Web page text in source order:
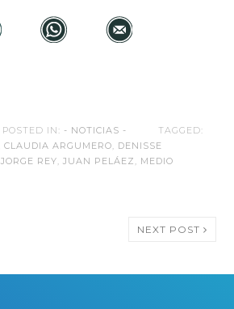
POSTED IN: - NOTICIAS -
TAGGED:
,CLAUDIA ARGUMERO
DENISSE
,JORGE REY ,JUAN PELÁEZ
MEDIO
NEXT POST